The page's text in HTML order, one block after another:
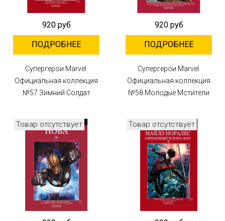
920 руб
ПОДРОБНЕЕ
Супергерои Marvel.
Официальная коллекция
№57 Зимний Солдат
920 руб
ПОДРОБНЕЕ
Супергерои Marvel.
Официальная коллекция
№58 Молодые Мстители
Товар отсутствует Товар отсутствует